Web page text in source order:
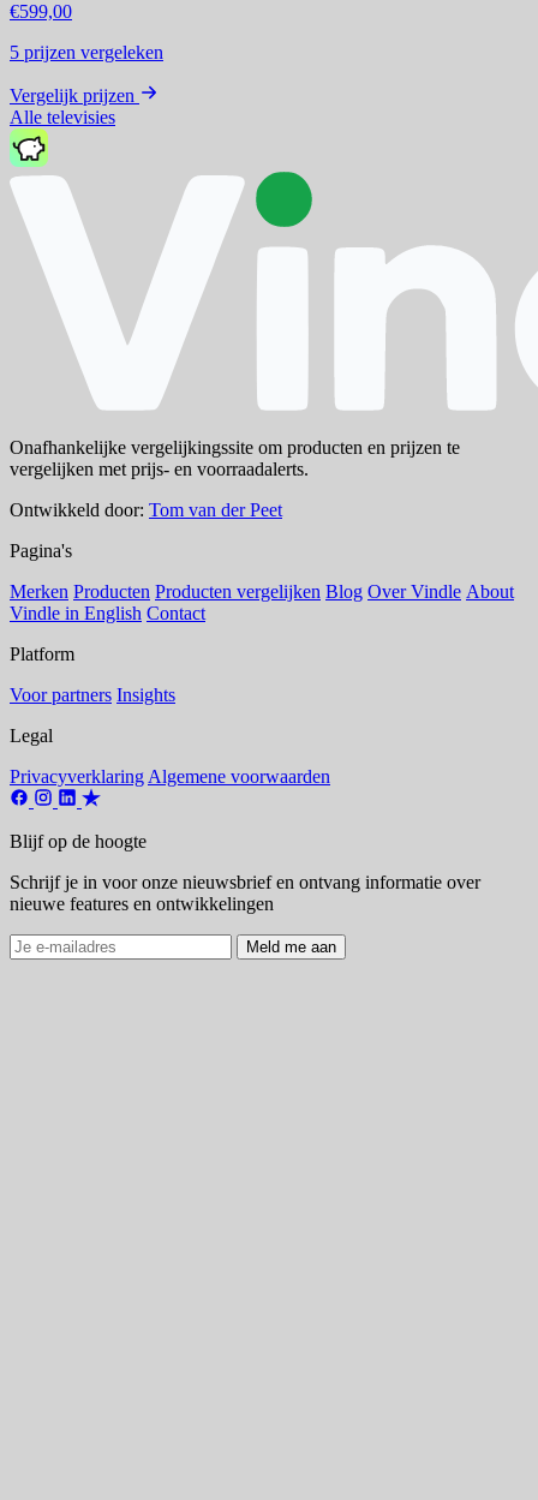
€599,00
5 prijzen vergeleken
Vergelijk prijzen
Alle televisies
Onafhankelijke vergelijkingssite om producten en prijzen te
vergelijken met prijs- en voorraadalerts.
Ontwikkeld door: Tom van der Peet
Pagina's
Merken Producten Producten vergelijken Blog Over Vindle About
Vindle in English Contact
Platform
Voor partners Insights
Legal
Privacyverklaring Algemene voorwaarden
Blijf op de hoogte
Schrijf je in voor onze nieuwsbrief en ontvang informatie over
nieuwe features en ontwikkelingen
Meld me aan